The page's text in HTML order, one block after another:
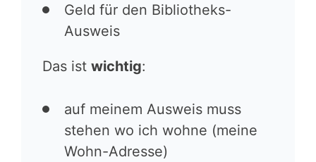
Geld für den Bibliotheks-
Ausweis
Das ist wichtig:
auf meinem Ausweis muss
stehen wo ich wohne (meine
Wohn-Adresse)